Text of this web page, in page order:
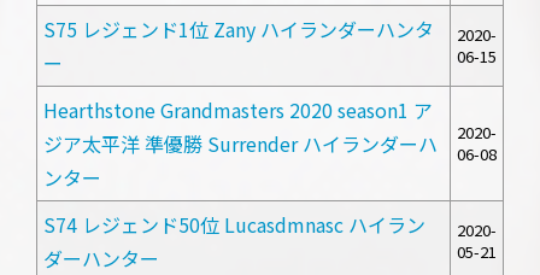
S75 レジェンド1位 Zany ハイランダーハンタ
ー
2020-
06-15
Hearthstone Grandmasters 2020 season1 ア
ジア太平洋 準優勝 Surrender ハイランダーハ
ンター
2020-
06-08
S74 レジェンド50位 Lucasdmnasc ハイラン
ダーハンター
2020-
05-21